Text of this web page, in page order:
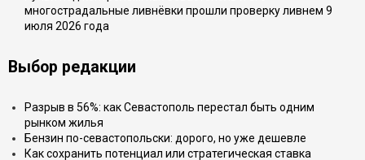
многострадальные ливнёвки прошли проверку ливнем 9
июля 2026 года
Выбор редакции
Разрыв в 56%: как Севастополь перестал быть одним
рынком жилья
Бензин по-севастопольски: дорого, но уже дешевле
Как сохранить потенциал или стратегическая ставка